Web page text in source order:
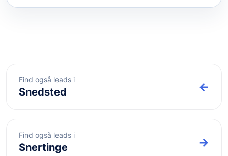
Find også leads i
Snedsted ←
Find også leads i
Snertinge →